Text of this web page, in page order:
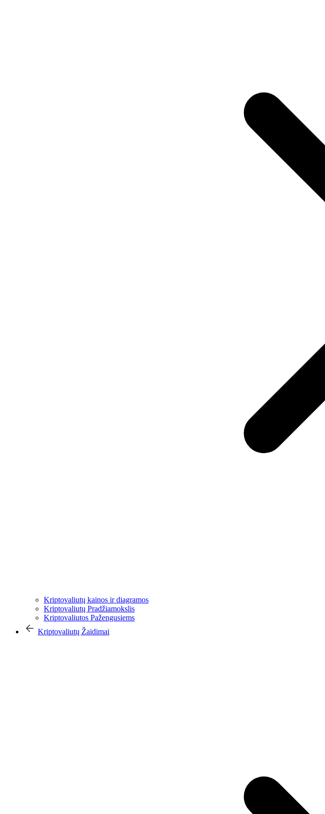
Kriptovaliutų kainos ir diagramos
Kriptovaliutų Pradžiamokslis
Kriptovaliutos Pažengusiems
Kriptovaliutų Žaidimai